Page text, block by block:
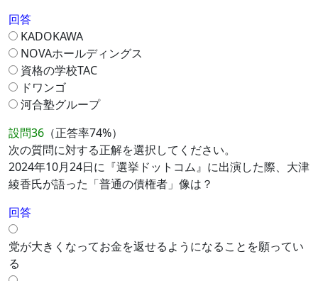
回答
KADOKAWA
NOVAホールディングス
資格の学校TAC
ドワンゴ
河合塾グループ
設問36 （正答率74%）
次の質問に対する正解を選択してください。
2024年10月24日に『選挙ドットコム』に出演した際、大津
綾香氏が語った「普通の債権者」像は？
回答
党が大きくなってお金を返せるようになることを願ってい
る